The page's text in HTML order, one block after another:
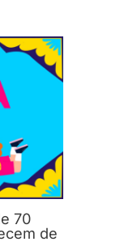
70
de